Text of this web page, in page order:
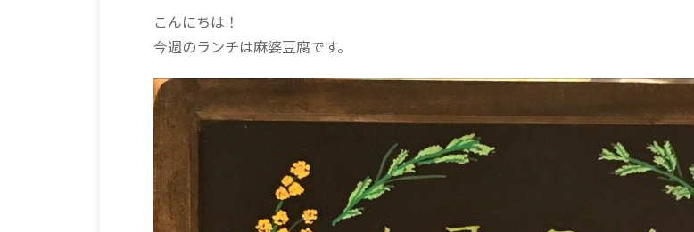
こんにちは！
今週のランチは麻婆豆腐です。